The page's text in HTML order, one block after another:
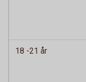
18 -21 år